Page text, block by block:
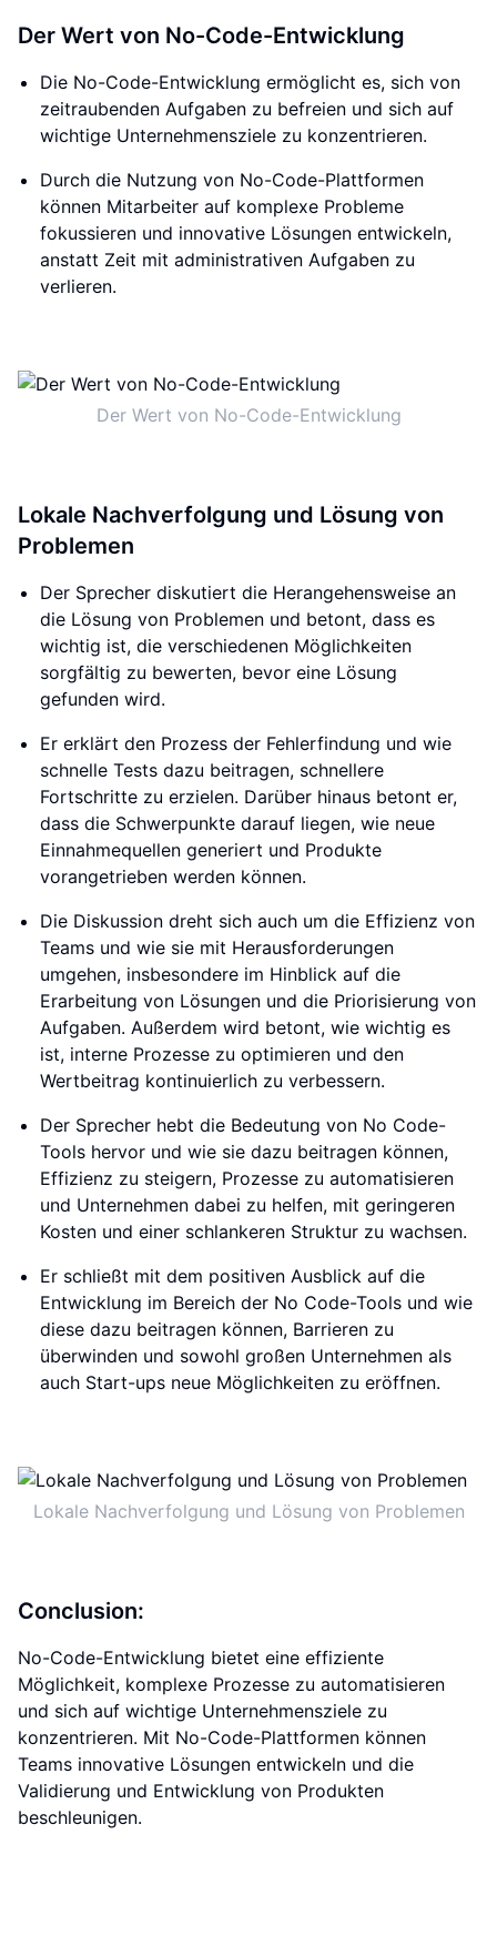
Der Wert von No-Code-Entwicklung
Die No-Code-Entwicklung ermöglicht es, sich von
zeitraubenden Aufgaben zu befreien und sich auf
wichtige Unternehmensziele zu konzentrieren.
Durch die Nutzung von No-Code-Plattformen
können Mitarbeiter auf komplexe Probleme
fokussieren und innovative Lösungen entwickeln,
anstatt Zeit mit administrativen Aufgaben zu
verlieren.
Der Wert von No-Code-Entwicklung
Lokale Nachverfolgung und Lösung von
Problemen
Der Sprecher diskutiert die Herangehensweise an
die Lösung von Problemen und betont, dass es
wichtig ist, die verschiedenen Möglichkeiten
sorgfältig zu bewerten, bevor eine Lösung
gefunden wird.
Er erklärt den Prozess der Fehlerfindung und wie
schnelle Tests dazu beitragen, schnellere
Fortschritte zu erzielen. Darüber hinaus betont er,
dass die Schwerpunkte darauf liegen, wie neue
Einnahmequellen generiert und Produkte
vorangetrieben werden können.
Die Diskussion dreht sich auch um die Effizienz von
Teams und wie sie mit Herausforderungen
umgehen, insbesondere im Hinblick auf die
Erarbeitung von Lösungen und die Priorisierung von
Aufgaben. Außerdem wird betont, wie wichtig es
ist, interne Prozesse zu optimieren und den
Wertbeitrag kontinuierlich zu verbessern.
Der Sprecher hebt die Bedeutung von No Code-
Tools hervor und wie sie dazu beitragen können,
Effizienz zu steigern, Prozesse zu automatisieren
und Unternehmen dabei zu helfen, mit geringeren
Kosten und einer schlankeren Struktur zu wachsen.
Er schließt mit dem positiven Ausblick auf die
Entwicklung im Bereich der No Code-Tools und wie
diese dazu beitragen können, Barrieren zu
überwinden und sowohl großen Unternehmen als
auch Start-ups neue Möglichkeiten zu eröffnen.
Lokale Nachverfolgung und Lösung von Problemen
Conclusion:
No-Code-Entwicklung bietet eine effiziente
Möglichkeit, komplexe Prozesse zu automatisieren
und sich auf wichtige Unternehmensziele zu
konzentrieren. Mit No-Code-Plattformen können
Teams innovative Lösungen entwickeln und die
Validierung und Entwicklung von Produkten
beschleunigen.